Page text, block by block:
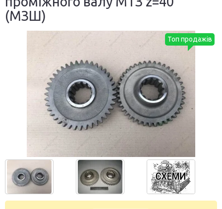
(МЗШ)
Топ продажів